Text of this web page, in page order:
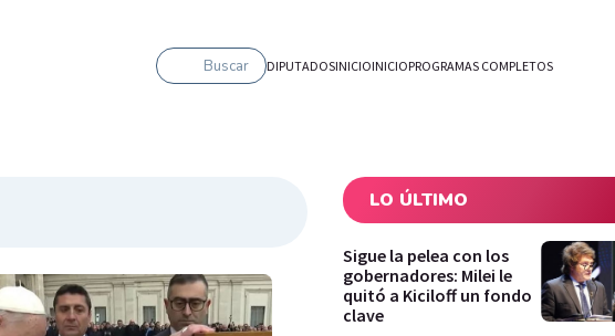
Buscar DIPUTADOSINICIOINICIOPROGRAMAS COMPLETOS
LO ÚLTIMO
Sigue la pelea con los
gobernadores: Milei le
quitó a Kiciloff un fondo
clave